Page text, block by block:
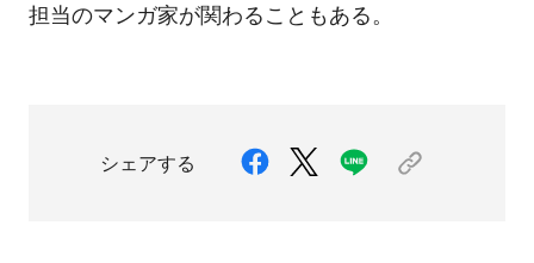
担当のマンガ家が関わることもある。
シェアする